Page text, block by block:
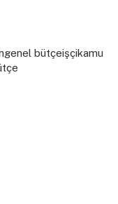
genel bütçeişçikamu